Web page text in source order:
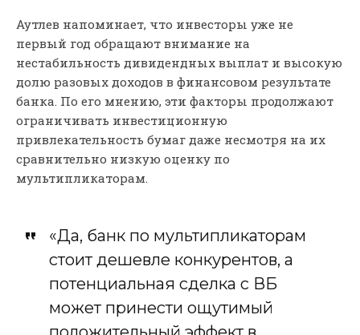
Аутлев напоминает, что инвесторы уже не
первый год обращают внимание на
нестабильность дивидендных выплат и высокую
долю разовых доходов в финансовом результате
банка. По его мнению, эти факторы продолжают
ограничивать инвестиционную
привлекательность бумаг даже несмотря на их
сравнительно низкую оценку по
мультипликаторам.
«Да, банк по мультипликаторам
стоит дешевле конкурентов, а
потенциальная сделка с ВБ
может принести ощутимый